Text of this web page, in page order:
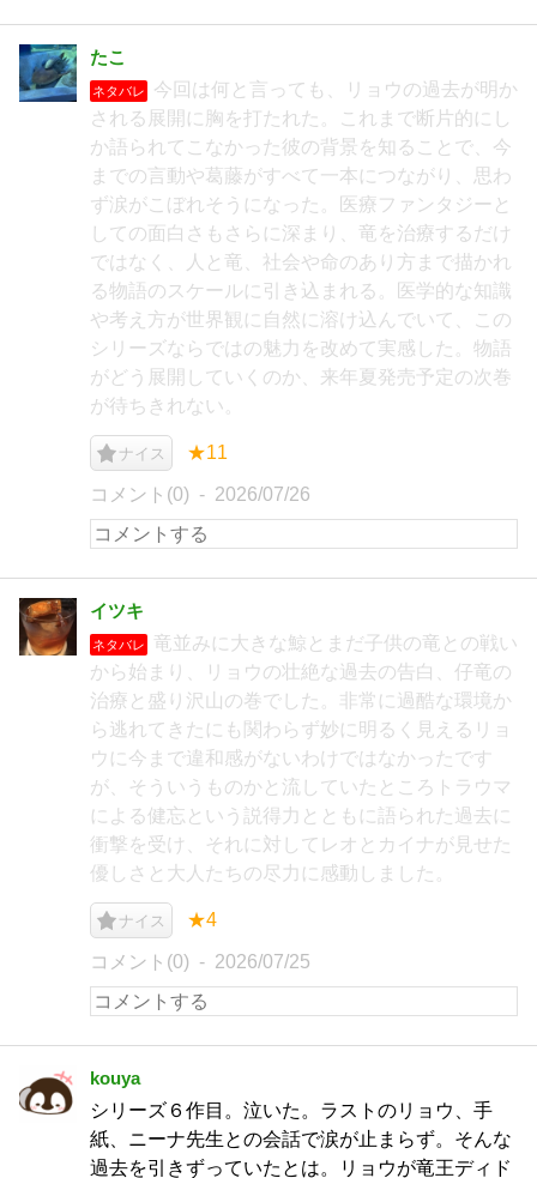
たこ
ネタバレ
今回は何と言っても、リョウの過去が明か
される展開に胸を打たれた。これまで断片的にし
か語られてこなかった彼の背景を知ることで、今
までの言動や葛藤がすべて一本につながり、思わ
ず涙がこぼれそうになった。医療ファンタジーと
しての面白さもさらに深まり、竜を治療するだけ
ではなく、人と竜、社会や命のあり方まで描かれ
る物語のスケールに引き込まれる。医学的な知識
や考え方が世界観に自然に溶け込んでいて、この
シリーズならではの魅力を改めて実感した。物語
がどう展開していくのか、来年夏発売予定の次巻
が待ちきれない。
ナイス ★11
コメント(0) 2026/07/26
イツキ
ネタバレ
竜並みに大きな鯨とまだ子供の竜との戦い
から始まり、リョウの壮絶な過去の告白、仔竜の
治療と盛り沢山の巻でした。非常に過酷な環境か
ら逃れてきたにも関わらず妙に明るく見えるリョ
ウに今まで違和感がないわけではなかったです
が、そういうものかと流していたところトラウマ
による健忘という説得力とともに語られた過去に
衝撃を受け、それに対してレオとカイナが見せた
優しさと大人たちの尽力に感動しました。
ナイス ★4
コメント(0) 2026/07/25
kouya
シリーズ６作目。泣いた。ラストのリョウ、手
紙、ニーナ先生との会話で涙が止まらず。そんな
過去を引きずっていたとは。リョウが竜王ディド